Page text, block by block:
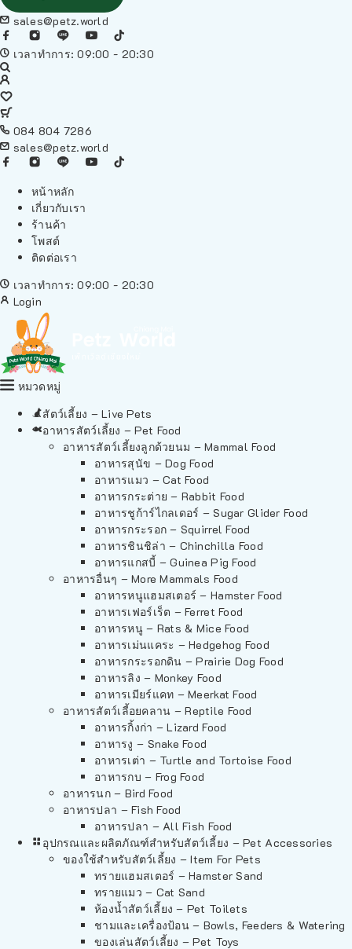
sales@petz.world
เวลาทำการ: 09:00 - 20:30
084 804 7286
sales@petz.world
หน้าหลัก
เกี่ยวกับเรา
ร้านค้า
โพสต์
ติดต่อเรา
เวลาทำการ: 09:00 - 20:30
Login
หมวดหมู่
สัตว์เลี้ยง – Live Pets
อาหารสัตว์เลี้ยง – Pet Food
อาหารสัตว์เลี้ยงลูกด้วยนม – Mammal Food
อาหารสุนัข – Dog Food
อาหารแมว – Cat Food
อาหารกระต่าย – Rabbit Food
อาหารชูก้าร์ไกลเดอร์ – Sugar Glider Food
อาหารกระรอก – Squirrel Food
อาหารชินชิล่า – Chinchilla Food
อาหารแกสบี้ – Guinea Pig Food
อาหารอื่นๆ – More Mammals Food
อาหารหนูแฮมสเตอร์ – Hamster Food
อาหารเฟอร์เร็ต – Ferret Food
อาหารหนู – Rats & Mice Food
อาหารเม่นแคระ – Hedgehog Food
อาหารกระรอกดิน – Prairie Dog Food
อาหารลิง – Monkey Food
อาหารเมียร์แคท – Meerkat Food
อาหารสัตว์เลี้อยคลาน – Reptile Food
อาหารกิ้งก่า – Lizard Food
อาหารงู – Snake Food
อาหารเต่า – Turtle and Tortoise Food
อาหารกบ – Frog Food
อาหารนก – Bird Food
อาหารปลา – Fish Food
อาหารปลา – All Fish Food
อุปกรณและผลิตภัณฑ์สำหรับสัตว์เลี้ยง – Pet Accessories
ของใช้สำหรับสัตว์เลี้ยง – Item For Pets
ทรายแฮมสเตอร์ – Hamster Sand
ทรายแมว – Cat Sand
ห้องน้ำสัตว์เลี้ยง – Pet Toilets
ชามและเครื่องป้อน – Bowls, Feeders & Watering
ของเล่นสัตว์เลี้ยง – Pet Toys